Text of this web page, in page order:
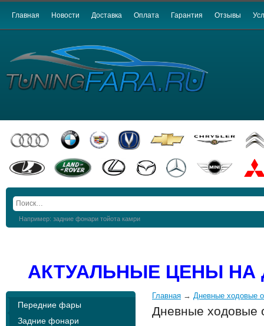
Главная Новости Доставка Оплата Гарантия Отзывы
Например: задние фонари тойота камри
АКТУАЛЬНЫЕ ЦЕНЫ
Передние фары
Задние фонари
Главная → Дневные ходовые
Дневные ходовые